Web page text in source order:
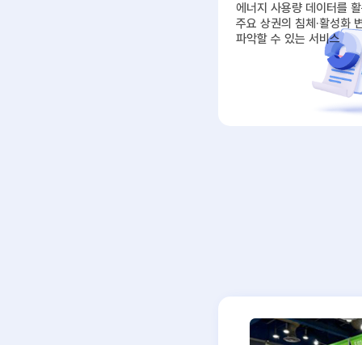
에너지 사용량 데이터를
주요 상권의 침체·활성화
파악할 수 있는 서비스